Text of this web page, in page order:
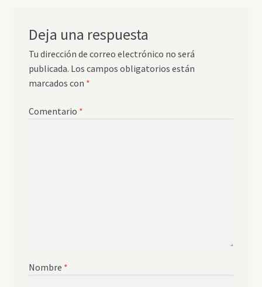
Deja una respuesta
Tu dirección de correo electrónico no será
publicada. Los campos obligatorios están
marcados con *
Comentario *
Nombre *